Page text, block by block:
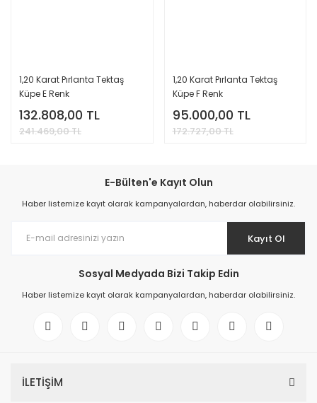
1,20 Karat Pırlanta Tektaş
Küpe E Renk
132.808,00 TL
241.469,00 TL
1,20 Karat Pırlanta Tektaş
Küpe F Renk
95.000,00 TL
172.727,00 TL
E-Bülten'e Kayıt Olun
Haber listemize kayıt olarak kampanyalardan, haberdar olabilirsiniz.
Kayıt Ol
Sosyal Medyada Bizi Takip Edin
Haber listemize kayıt olarak kampanyalardan, haberdar olabilirsiniz.
İLETİŞİM